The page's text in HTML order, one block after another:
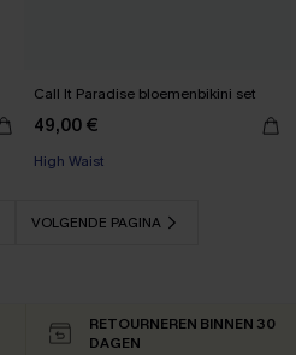
Call It Paradise bloemenbikini set
49,00 €
High Waist
VOLGENDE PAGINA
RETOURNEREN BINNEN 30
DAGEN